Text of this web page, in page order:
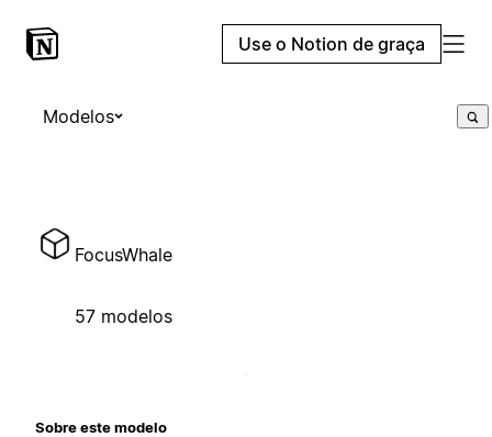
Use o Notion de graça
Modelos
FocusWhale
57 modelos
Sobre este modelo